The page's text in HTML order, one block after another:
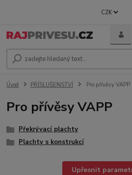
CZK
Úvod PŘÍSLUŠENSTVÍ Pro přívěsy VAPP
Pro přívěsy VAPP
Překrývací plachty
Plachty s konstrukcí
Upřesnit